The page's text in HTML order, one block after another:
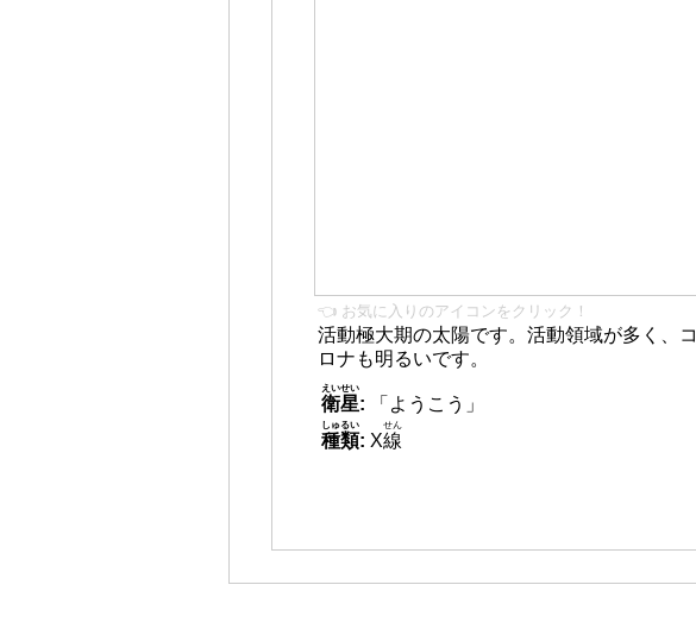
👈 お気に入りのアイコンをクリック！
活動極大期の太陽です。活動領域が多く、コ
ロナも明るいです。
衛星
えいせい
:
「ようこう」
種類
しゅるい
: X線
せん